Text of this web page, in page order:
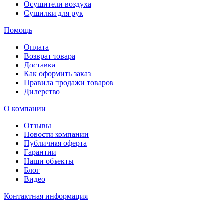
Осушители воздуха
Сушилки для рук
Помощь
Оплата
Возврат товара
Доставка
Как оформить заказ
Правила продажи товаров
Дилерство
О компании
Отзывы
Новости компании
Публичная оферта
Гарантии
Наши объекты
Блог
Видео
Контактная информация